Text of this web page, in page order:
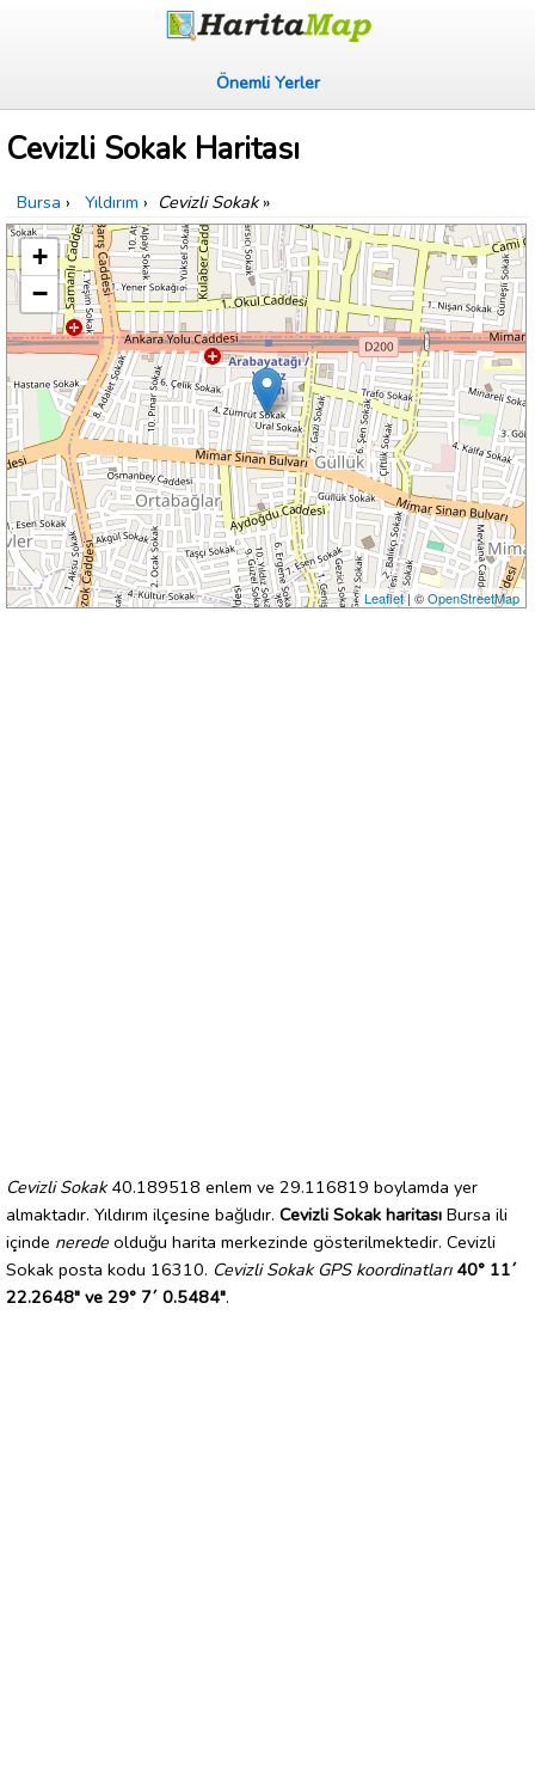
Önemli Yerler
Cevizli Sokak Haritası
Bursa › Yıldırım › Cevizli Sokak»
+
−
Leaflet| ©OpenStreetMap
Cevizli Sokak40.189518 enlem ve 29.116819 boylamda yer
almaktadır. Yıldırım ilçesine bağlıdır. Cevizli Sokak haritası Bursa ili
içinde nerede olduğu harita merkezinde gösterilmektedir. Cevizli
Sokak posta kodu 16310. Cevizli Sokak GPS koordinatları 40° 11´
22.2648" ve 29° 7´ 0.5484".